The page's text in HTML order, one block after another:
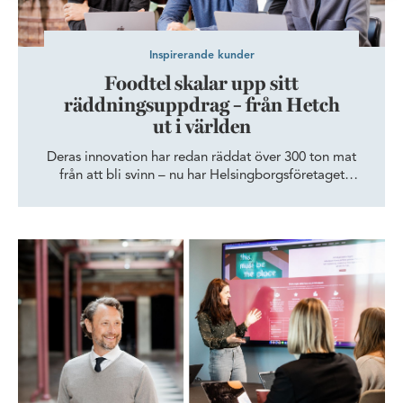
Inspirerande kunder
Foodtel skalar upp sitt
räddningsuppdrag – från Hetch
ut i världen
Deras innovation har redan räddat över 300 ton mat
från att bli svinn – nu har Helsingborgsföretaget
Här tar Skånes mest innovativa företag plats